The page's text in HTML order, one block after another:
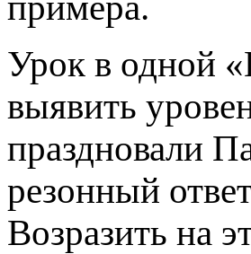
Урок в одной
выявить
праздновали
резонный
Возразить на